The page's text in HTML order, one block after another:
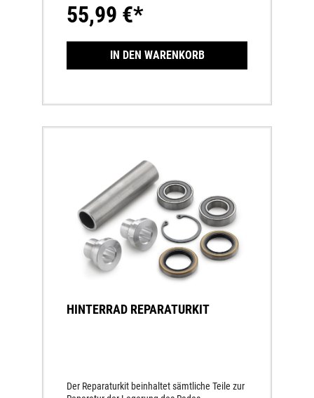
55,99 €*
IN DEN WARENKORB
HINTERRAD REPARATURKIT
Der Reparaturkit beinhaltet sämtliche Teile zur